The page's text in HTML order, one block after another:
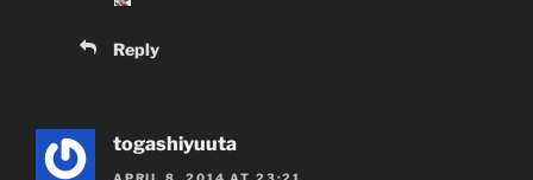
Reply
togashiyuuta
APRIL 8, 2014 AT 23:21